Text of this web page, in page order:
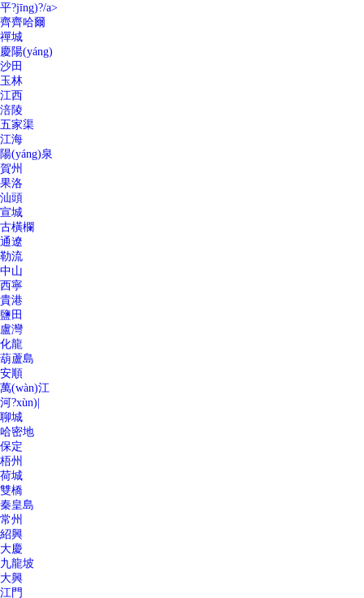
平?jīng)?/a>
齊齊哈爾
禪城
慶陽(yáng)
沙田
玉林
江西
涪陵
五家渠
江海
陽(yáng)泉
賀州
果洛
汕頭
宣城
古橫欄
通遼
勒流
中山
西寧
貴港
鹽田
盧灣
化龍
葫蘆島
安順
萬(wàn)江
河?xùn)|
聊城
哈密地
保定
梧州
荷城
雙橋
秦皇島
常州
紹興
大慶
九龍坡
大興
江門